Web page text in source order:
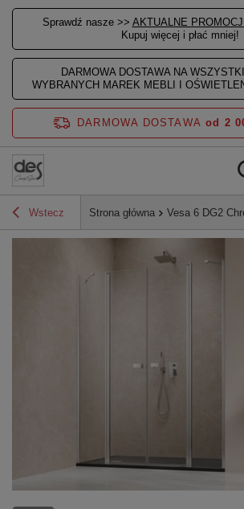
Sprawdź nasze >> AKTUALNE
Kupuj więcej i płać mniej!
DARMOWA DOSTAWA NA
WYBRANYCH MAREK MEBLI I
DARMOWA DOSTAWA od 2
Wstecz Strona główna Vesa 6 DG2